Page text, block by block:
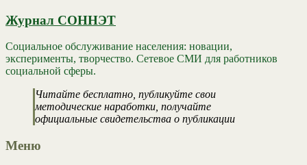
Журнал СОННЭТ
Социальное обслуживание населения: новации,
эксперименты, творчество. Сетевое СМИ для работников
социальной сферы.
Читайте бесплатно, публикуйте свои
методические наработки, получайте
официальные свидетельства о публикации
Меню